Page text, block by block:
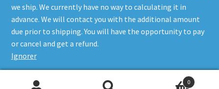
we ship. We currently have no way to calculating it in
advance. We will contact you with the additional amount
due prior to shipping. You will have the opportunity to pay
or cancel and get a refund.
Ignorer
© The Bare Boutique 2026
Privacy Policy
Built with WooCommerce
0